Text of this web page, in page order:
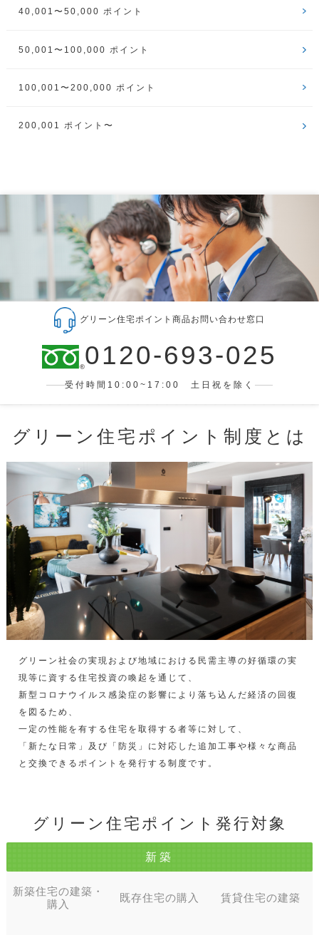
40,001〜50,000 ポイント
50,001〜100,000 ポイント
100,001〜200,000 ポイント
200,001 ポイント〜
グリーン住宅ポイント商品お問い合わせ窓口
0120-693-025
受付時間10:00~17:00 土日祝を除く
グリーン住宅ポイント制度とは
グリーン社会の実現および地域における民需主導の好循環の実
現等に資する住宅投資の喚起を通じて、
新型コロナウイルス感染症の影響により落ち込んだ経済の回復
を図るため、
一定の性能を有する住宅を取得する者等に対して、
「新たな日常」及び「防災」に対応した追加工事や様々な商品
と交換できるポイントを発行する制度です。
グリーン住宅ポイント発行対象
新築
新築住宅の建築・
購入
既存住宅の購入 賃貸住宅の建築